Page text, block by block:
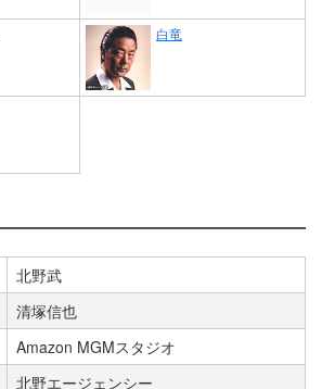
白竜
北野武
清塚信也
Amazon MGMスタジオ
北野エージェンシー